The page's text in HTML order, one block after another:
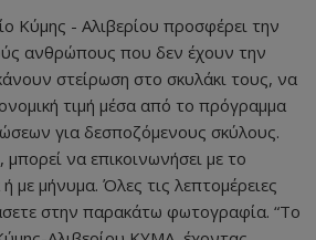
Κύμης - Αλιβερίου προσφέρει την
ανθρώπους που δεν έχουν την
στείρωση στο σκυλάκι τους, να
τιμή μέσα από το πρόγραμμα
για δεσποζόμενους σκύλους.
να επικοινωνήσει με το
με μήνυμα. Όλες τις λεπτομέρειες
στην παρακάτω φωτογραφία. “Το